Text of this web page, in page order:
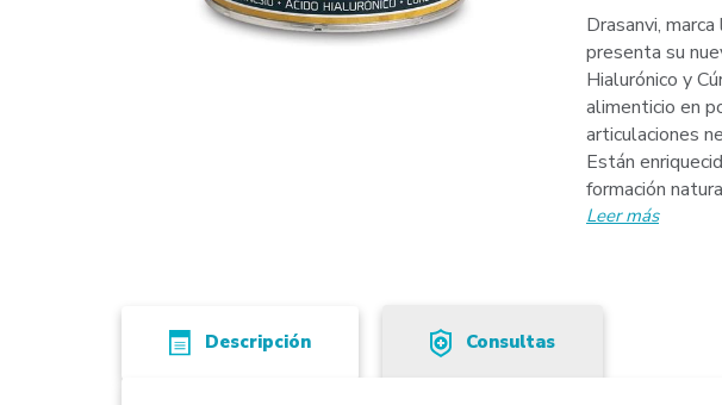
Drasanvi,
presenta su
Hialurónico y
alimenticio en
articulaciones
Están
formación
Leer más
Descripción Consultas